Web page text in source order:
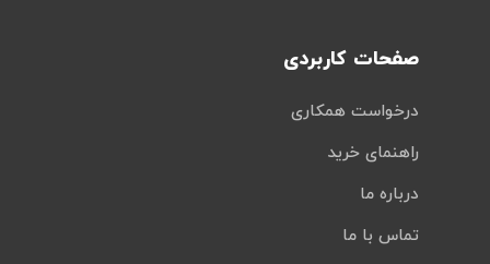
صفحات کاربردی
درخواست همکاری
راهنمای خرید
درباره ما
تماس با ما